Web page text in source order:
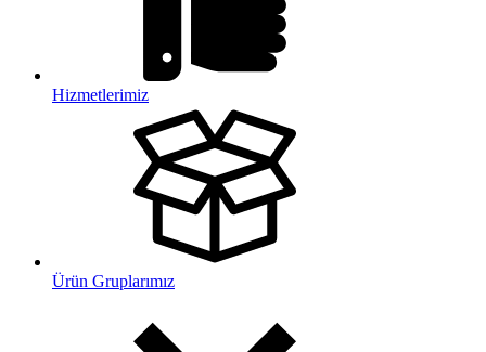
Hizmetlerimiz
Ürün Gruplarımız